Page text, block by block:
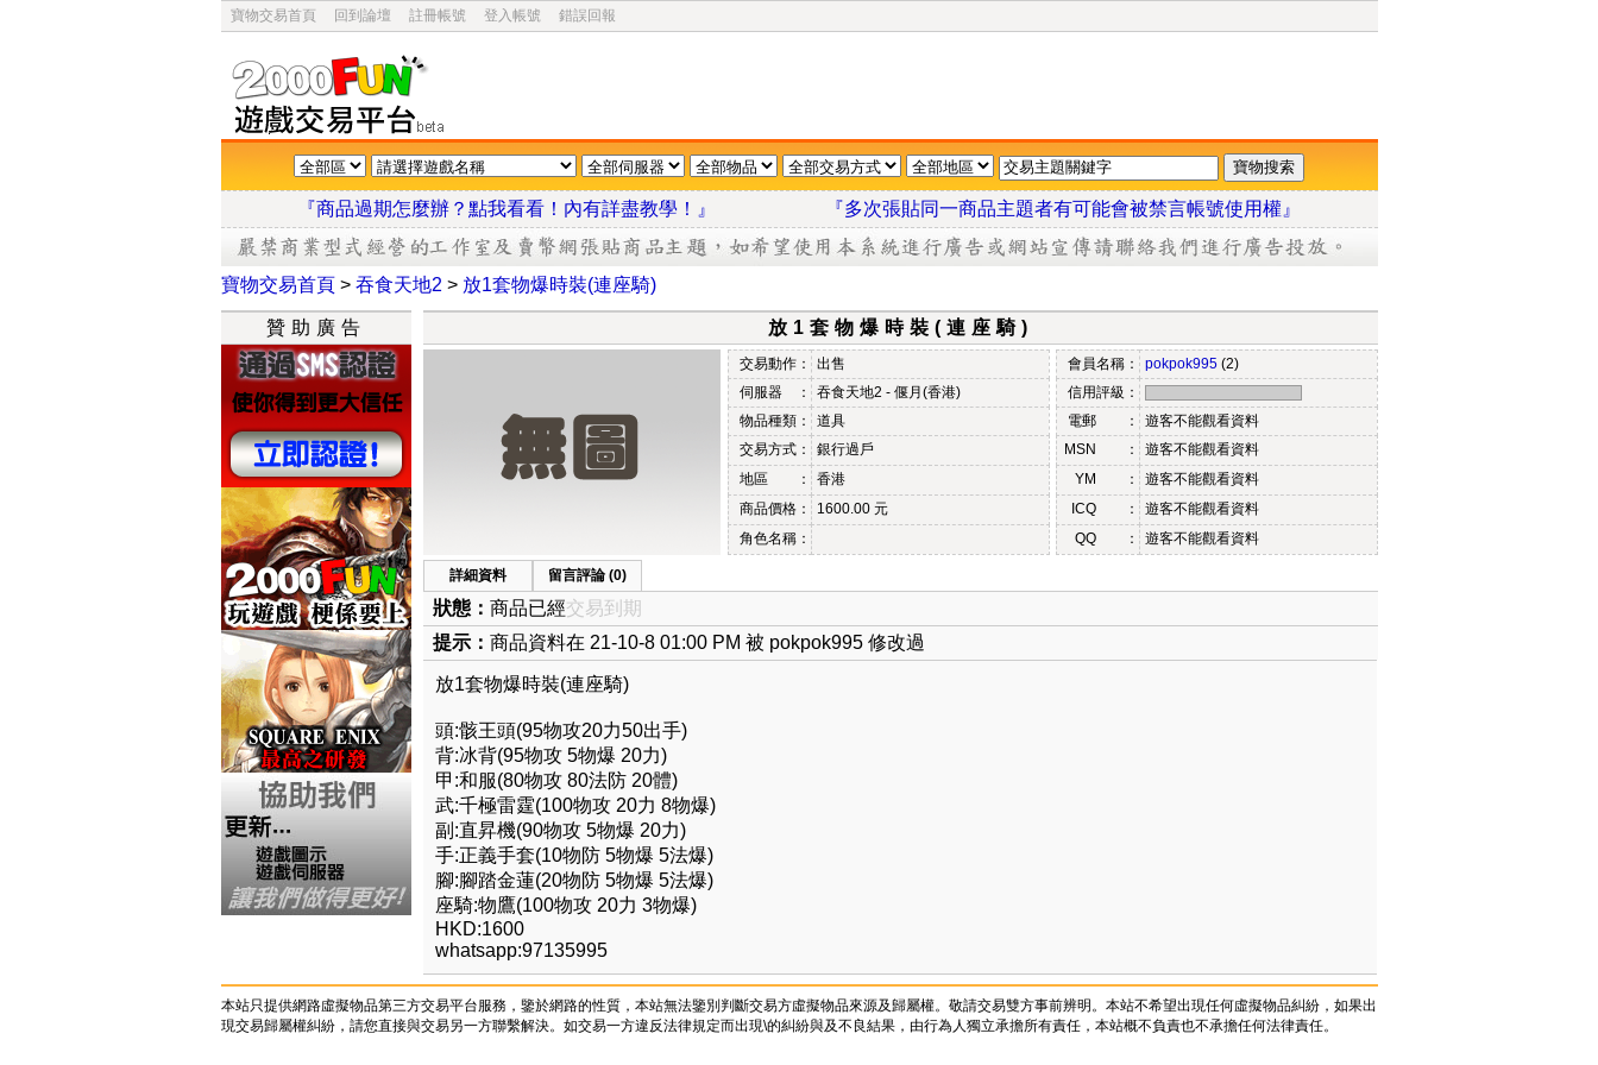
寶物交易首頁 回到論壇 註冊帳號 登入帳號 錯誤回報
『商品過期怎麼辦？點我看看！內有詳盡教學！』 『多次張貼同一商品主題者有可能會被禁言帳號使用權』
寶物交易首頁> 吞食天地2 > 放1套物爆時裝(連座騎)
贊助廣告 放1套物爆時裝(連座騎)
交易動作：
出售
伺服器 ：
吞食天地2 - 偃月(香港)
物品種類：
道具
交易方式：
銀行過戶
地區 ：
香港
商品價格：
1600.00 元
角色名稱：
會員名稱： pokpok995(2)
信用評級：
電郵 ：
遊客不能觀看資料
MSN ：
遊客不能觀看資料
YM ：
遊客不能觀看資料
ICQ ：
遊客不能觀看資料
QQ ：
遊客不能觀看資料
詳細資料 留言評論 (0)
狀態： 商品已經交易到期
提示： 商品資料在 21-10-8 01:00 PM 被 pokpok995 修改過
放1套物爆時裝(連座騎)
頭:骸王頭(95物攻20力50出手)
背:冰背(95物攻 5物爆 20力)
甲:和服(80物攻 80法防 20體)
武:千極雷霆(100物攻 20力 8物爆)
副:直昇機(90物攻 5物爆 20力)
手:正義手套(10物防 5物爆 5法爆)
腳:腳踏金蓮(20物防 5物爆 5法爆)
座騎:物鷹(100物攻 20力 3物爆)
HKD:1600
whatsapp:97135995
本站只提供網路虛擬物品第三方交易平台服務，鑒於網路的性質，本站無法鑒別判斷交易方虛擬物品來源及歸屬權。敬請交易雙方事前辨明。本站不希望出現任何虛擬物品糾紛，如果出
現交易歸屬權糾紛，請您直接與交易另一方聯繫解決。如交易一方違反法律規定而出現\的糾紛與及不良結果，由行為人獨立承擔所有責任，本站概不負責也不承擔任何法律責任。